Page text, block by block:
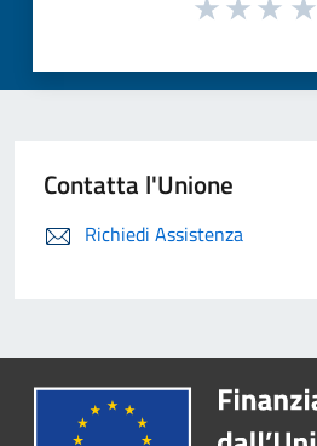
Contatta l'Unione
Richiedi Assistenza